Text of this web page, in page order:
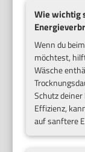
Wie wichtig
Wenn du
möchtest,
Wäsche
Schutz
Effizienz,
auf sanftere